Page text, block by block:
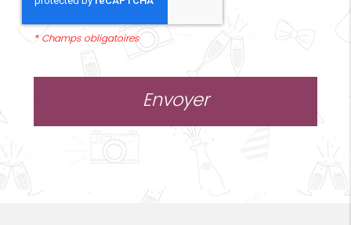
* Champs obligatoires